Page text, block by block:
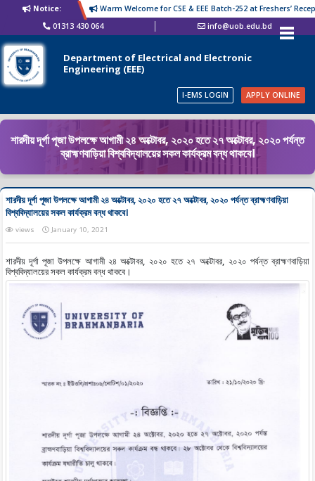
Notice:
Warm Welcome for CSE & EEE Batch-252 at Freshers’
01313 430 064
info@uob.edu.bd
Department of Electrical and Electronic
Engineering (EEE)
I-EMS LOGIN APPLY ONLINE
শারদীয় দূর্গা পূজা উপলক্ষে আগামী ২৪ অক্টোবর, ২০২০ হতে ২৭ অক্টোবর, ২০২০ পর্যন্ত
ব্রাহ্মণবাড়িয়া বিশ্ববিদ্যালয়ের সকল কার্যক্রম বন্ধ থাকবে।
শারদীয় দূর্গা পূজা উপলক্ষে আগামী ২৪ অক্টোবর, ২০২০ হতে ২৭ অক্টোবর, ২০২০ পর্যন্ত ব্রাহ্মণবাড়িয়া
বিশ্ববিদ্যালয়ের সকল কার্যক্রম বন্ধ থাকবে।
views January 10, 2021
শারদীয় দূর্গা পূজা উপলক্ষে আগামী ২৪ অক্টোবর, ২০২০ হতে ২৭ অক্টোবর, ২০২০ পর্যন্ত ব্রাহ্মণবাড়িয়া
বিশ্ববিদ্যালয়ের সকল কার্যক্রম বন্ধ থাকবে।